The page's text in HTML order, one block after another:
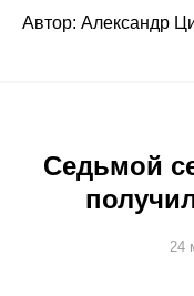
Автор: Александр
Седьмой
24